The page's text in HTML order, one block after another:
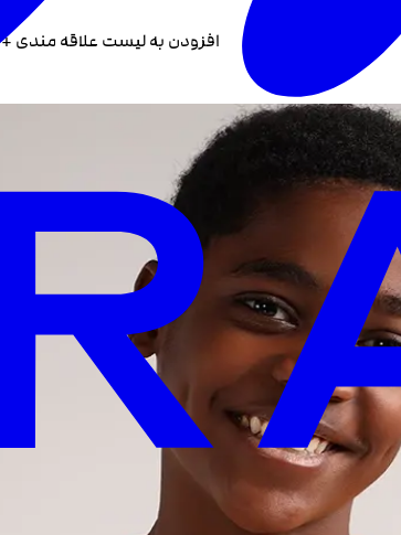
افزودن به لیست علاقه مندی +